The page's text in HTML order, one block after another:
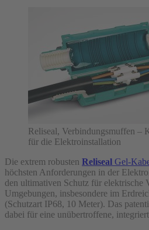
Reliseal, Verbindungsmuffen –
für die Elektroinstallation
Die extrem robusten Reliseal Gel-
höchsten Anforderungen in der
den ultimativen Schutz für elektrische
Umgebungen, insbesondere im
(Schutzart IP68, 10 Meter). Das
dabei für eine unübertroffene,